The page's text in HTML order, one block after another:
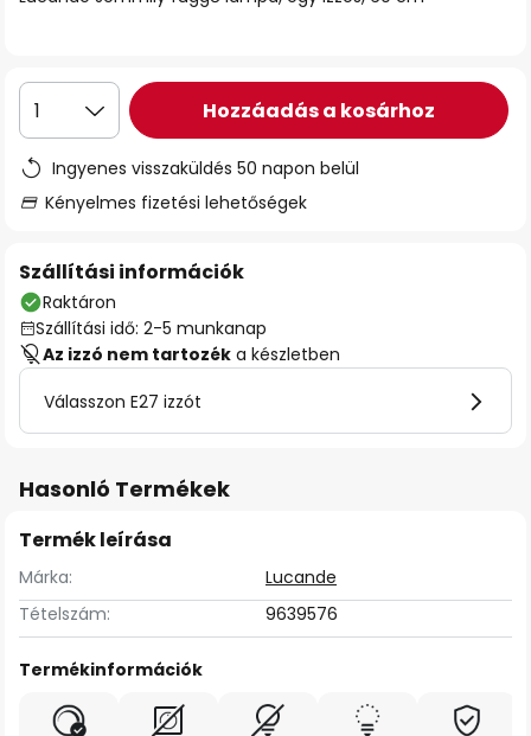
1 Hozzáadás a kosárhoz
Ingyenes visszaküldés 50 napon belül
Kényelmes fizetési lehetőségek
Szállítási információk
Raktáron
Szállítási idő: 2-5 munkanap
Az izzó nem tartozék a készletben
Válasszon E27 izzót
Hasonló Termékek
Termék leírása
Márka:
Lucande
Tételszám:
9639576
Termékinformációk